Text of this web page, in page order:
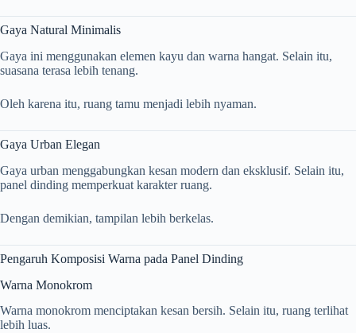
Gaya Natural Minimalis
Gaya ini menggunakan elemen kayu dan warna hangat. Selain itu,
suasana terasa lebih tenang.
Oleh karena itu, ruang tamu menjadi lebih nyaman.
Gaya Urban Elegan
Gaya urban menggabungkan kesan modern dan eksklusif. Selain itu,
panel dinding memperkuat karakter ruang.
Dengan demikian, tampilan lebih berkelas.
Pengaruh Komposisi Warna pada Panel Dinding
Warna Monokrom
Warna monokrom menciptakan kesan bersih. Selain itu, ruang terlihat
lebih luas.